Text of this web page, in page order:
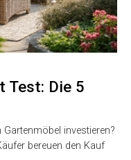
Test: Die 5
investieren?
bereuen den Kauf